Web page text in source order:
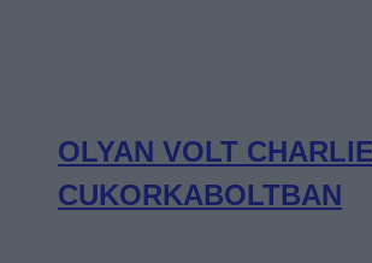
OLYAN VOLT
CUKORKABOLTBAN